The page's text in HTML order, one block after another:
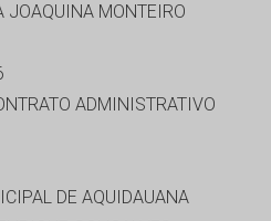
JOAQUINA MONTEIRO
ADMINISTRATIVO
DE AQUIDAUANA